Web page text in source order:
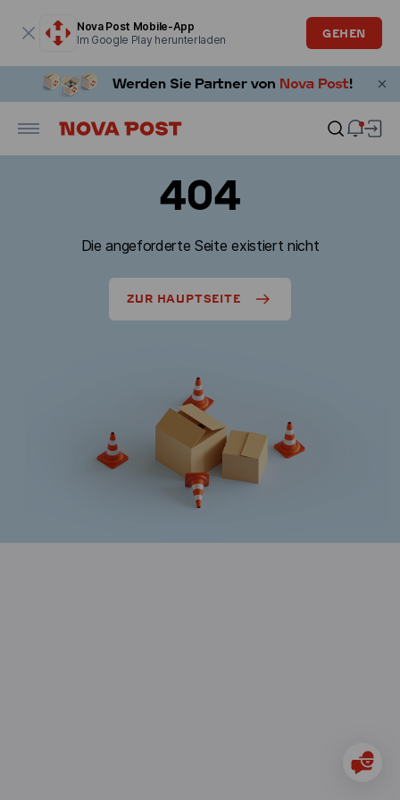
Nova Post Mobile-App
Im Google Play herunterladen
GEHEN
404
Die angeforderte Seite existiert nicht
ZUR HAUPTSEITE